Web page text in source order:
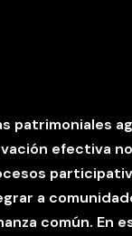
patrimoniales
efectiva
a
común. En